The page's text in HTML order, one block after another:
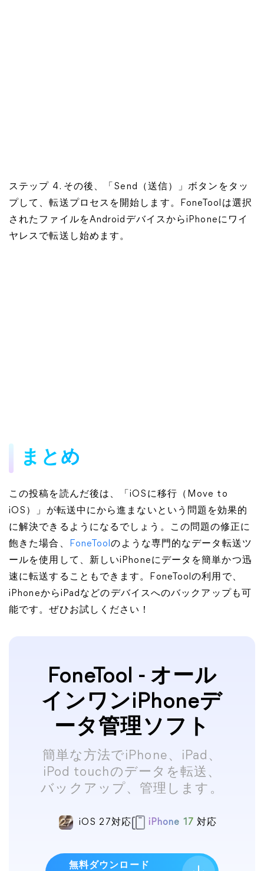
ステップ 4. その後、「Send（送信）」ボタンをタッ
プして、転送プロセスを開始します。FoneToolは選択
されたファイルをAndroidデバイスからiPhoneにワイ
ヤレスで転送し始めます。
まとめ
この投稿を読んだ後は、「iOSに移行（Move to
iOS）」が転送中にから進まないという問題を効果的
に解決できるようになるでしょう。この問題の修正に
飽きた場合、
FoneToolのような専門的なデータ転送ツ
ールを使用して、新しいiPhoneにデータを簡単かつ迅
速に転送することもできます。FoneToolの利用で、
iPhoneからiPadなどのデバイスへのバックアップも可
能です。ぜひお試しください！
FoneTool - オール
インワンiPhoneデ
ータ管理ソフト
簡単な方法でiPhone、iPad、
iPod touchのデータを転送、
バックアップ、管理します。
iOS 27対応 iPhone 17 対応
無料ダウンロード